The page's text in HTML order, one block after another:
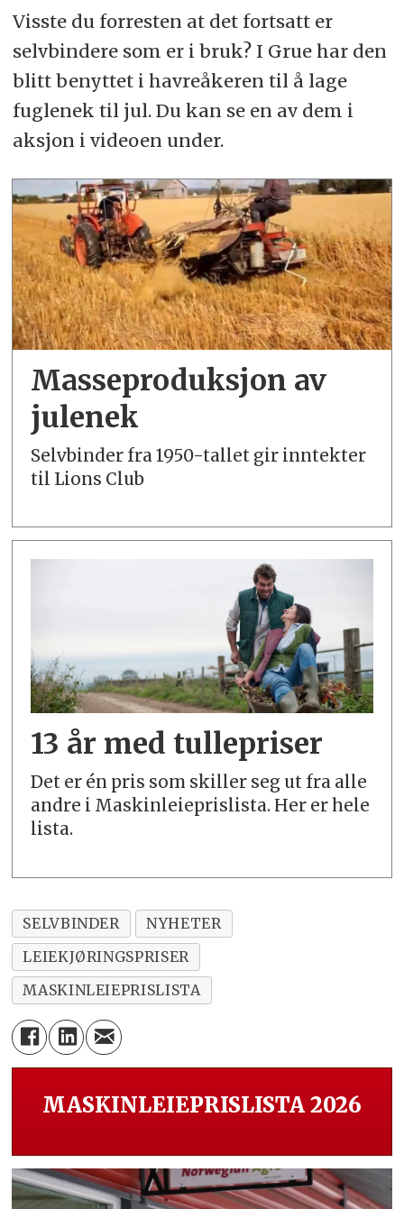
Visste du forresten at det fortsatt er
selvbindere som er i bruk? I Grue har den
blitt benyttet i havreåkeren til å lage
fuglenek til jul. Du kan se en av dem i
aksjon i videoen under.
Masseproduksjon av
julenek
Selvbinder fra 1950-tallet gir inntekter
til Lions Club
13 år med tullepriser
Det er én pris som skiller seg ut fra alle
andre i Maskinleieprislista. Her er hele
lista.
SELVBINDER
NYHETER
LEIEKJØRINGSPRISER
MASKINLEIEPRISLISTA
MASKINLEIEPRISLISTA 2026